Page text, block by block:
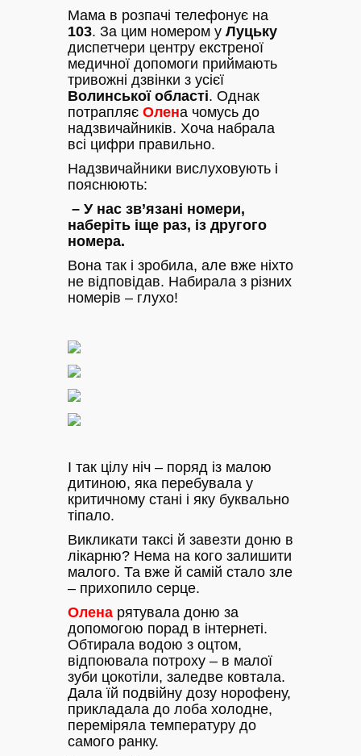
Мама в розпачі телефонує на
103. За цим номером у Луцьку
диспетчери центру екстреної
медичної допомоги приймають
тривожні дзвінки з усієї
Волинської області. Однак
потрапляє Олена чомусь до
надзвичайників. Хоча набрала
всі цифри правильно.
Надзвичайники вислуховують і
пояснюють:
– У нас зв’язані номери,
наберіть іще раз, із другого
номера.
Вона так і зробила, але вже ніхто
не відповідав. Набирала з різних
номерів – глухо!
І так цілу ніч – поряд із малою
дитиною, яка перебувала у
критичному стані і яку буквально
тіпало.
Викликати таксі й завезти доню в
лікарню? Нема на кого залишити
малого. Та вже й самій стало зле
– прихопило серце.
Олена рятувала доню за
допомогою порад в інтернеті.
Обтирала водою з оцтом,
відпоювала потроху – в малої
зуби цокотіли, заледве ковтала.
Дала їй подвійну дозу норофену,
прикладала до лоба холодне,
переміряла температуру до
самого ранку.